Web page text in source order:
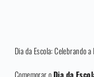
Dia da Escola: Celebrando
Comemorar o Dia da